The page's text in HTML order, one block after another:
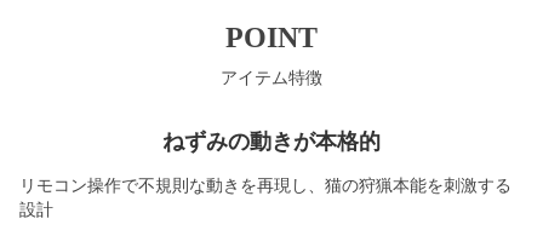
POINT
アイテム特徴
ねずみの動きが本格的
リモコン操作で不規則な動きを再現し、猫の狩猟本能を刺激する
設計